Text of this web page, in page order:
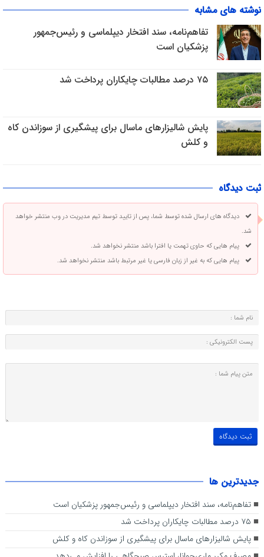
نوشته های مشابه
تفاهم‌نامه، سند افتخار دیپلماسی و رئیس‌جمهور
پزشکیان است
۷۵ درصد مطالبات چایکاران پرداخت شد
پایش شالیزار‌های ماسال برای پیشگیری از سوزاندن کاه
و کلش
ثبت دیدگاه
دیدگاه های ارسال شده توسط شما، پس از تایید توسط تیم مدیریت در وب منتشر خواهد
شد.
پیام هایی که حاوی تهمت یا افترا باشد منتشر نخواهد شد.
پیام هایی که به غیر از زبان فارسی یا غیر مرتبط باشد منتشر نخواهد شد.
جديدترين ها
تفاهم‌نامه، سند افتخار دیپلماسی و رئیس‌جمهور پزشکیان است
۷۵ درصد مطالبات چایکاران پرداخت شد
پایش شالیزار‌های ماسال برای پیشگیری از سوزاندن کاه و کلش